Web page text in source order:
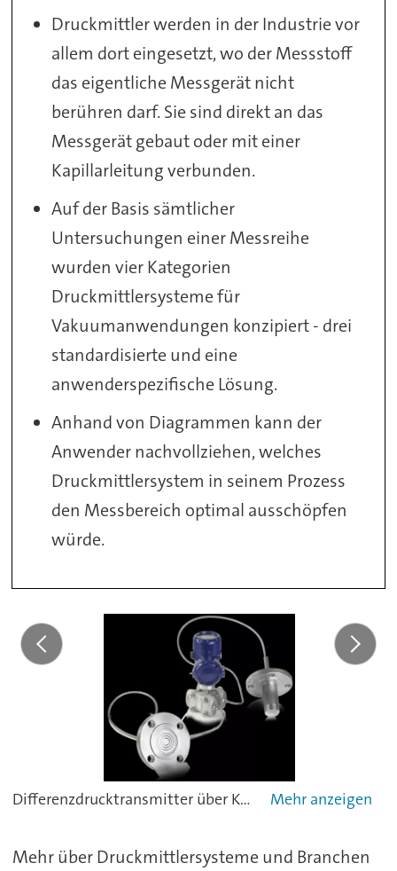
Druckmittler werden in der Industrie vor
allem dort eingesetzt, wo der Messstoff
das eigentliche Messgerät nicht
berühren darf. Sie sind direkt an das
Messgerät gebaut oder mit einer
Kapillarleitung verbunden.
Auf der Basis sämtlicher
Untersuchungen einer Messreihe
wurden vier Kategorien
Druckmittlersysteme für
Vakuumanwendungen konzipiert - drei
standardisierte und eine
anwenderspezifische Lösung.
Anhand von Diagrammen kann der
Anwender nachvollziehen, welches
Druckmittlersystem in seinem Prozess
den Messbereich optimal ausschöpfen
würde.
Differenzdrucktransmitter über Kapillarleitung angebaut an zwei Flanschdruckmittler
Mehr über Druckmittlersysteme und Branchen